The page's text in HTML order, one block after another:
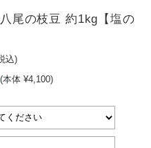
尾の枝豆 約1kg【塩の
込)
(本体 ¥4,100)